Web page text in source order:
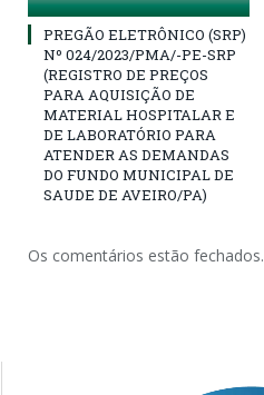
PREGÃO ELETRÔNICO (SRP)
Nº 024/2023/PMA/-PE-SRP
(REGISTRO DE PREÇOS
PARA AQUISIÇÃO DE
MATERIAL HOSPITALAR E
DE LABORATÓRIO PARA
ATENDER AS DEMANDAS
DO FUNDO MUNICIPAL DE
SAUDE DE AVEIRO/PA)
Os comentários estão fechados.